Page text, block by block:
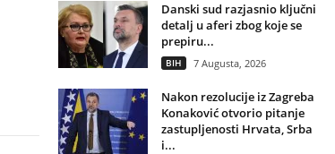
Danski sud razjasnio ključni
detalj u aferi zbog koje se
prepiru...
BIH 7 Augusta, 2026
Nakon rezolucije iz Zagreba
Konaković otvorio pitanje
zastupljenosti Hrvata, Srba
i...